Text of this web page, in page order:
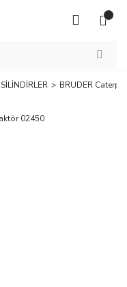
SİLİNDİRLER BRUDER